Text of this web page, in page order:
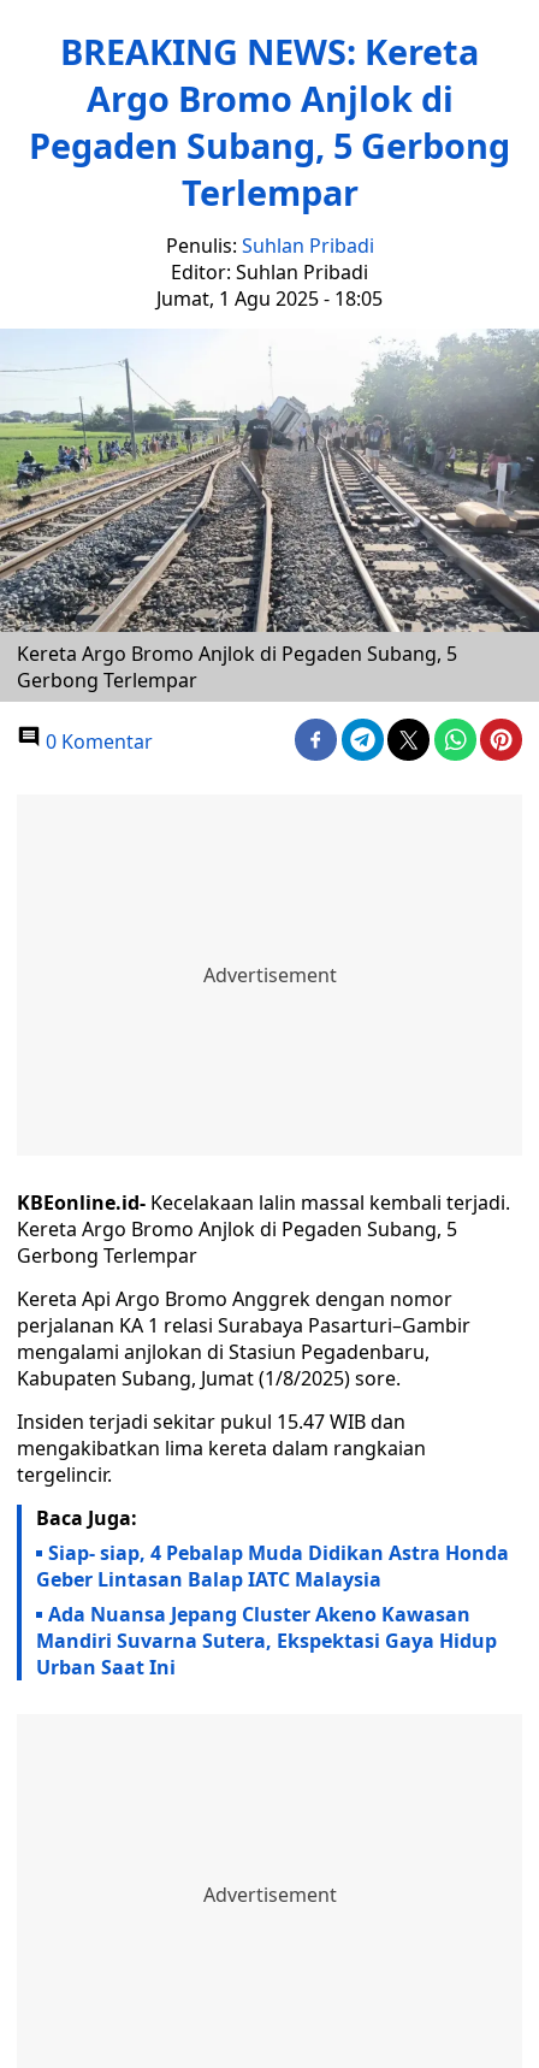
BREAKING NEWS: Kereta
Argo Bromo Anjlok di
Pegaden Subang, 5 Gerbong
Terlempar
Penulis: Suhlan Pribadi
Editor: Suhlan Pribadi
Jumat, 1 Agu 2025 - 18:05
Kereta Argo Bromo Anjlok di Pegaden Subang, 5
Gerbong Terlempar
0 Komentar
KBEonline.id- Kecelakaan lalin massal kembali terjadi.
Kereta Argo Bromo Anjlok di Pegaden Subang, 5
Gerbong Terlempar
Kereta Api Argo Bromo Anggrek dengan nomor
perjalanan KA 1 relasi Surabaya Pasarturi–Gambir
mengalami anjlokan di Stasiun Pegadenbaru,
Kabupaten Subang, Jumat (1/8/2025) sore.
Insiden terjadi sekitar pukul 15.47 WIB dan
mengakibatkan lima kereta dalam rangkaian
tergelincir.
Baca Juga:
Siap- siap, 4 Pebalap Muda Didikan Astra Honda
Geber Lintasan Balap IATC Malaysia
Ada Nuansa Jepang Cluster Akeno Kawasan
Mandiri Suvarna Sutera, Ekspektasi Gaya Hidup
Urban Saat Ini